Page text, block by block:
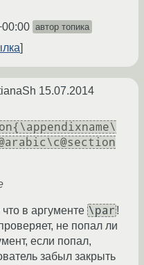
автор топика
15.07.2014
в аргументе \par !
не попал ли
если попал,
забыл закрыть